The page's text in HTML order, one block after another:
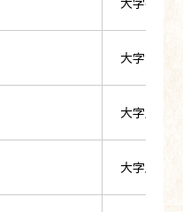
大字小野
大字雁股
大字皮籠